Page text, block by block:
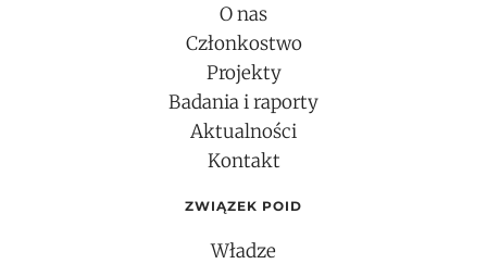
O nas
Członkostwo
Projekty
Badania i raporty
Aktualności
Kontakt
ZWIĄZEK POID
Władze